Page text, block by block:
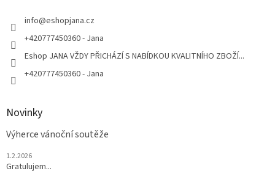
info@eshopjana.cz
+420777450360 - Jana
Eshop JANA VŽDY PŘICHÁZÍ S NABÍDKOU KVALITNÍHO ZBOŽÍ...
+420777450360 - Jana
Novinky
Výherce vánoční soutěže
1.2.2026
Gratulujem...